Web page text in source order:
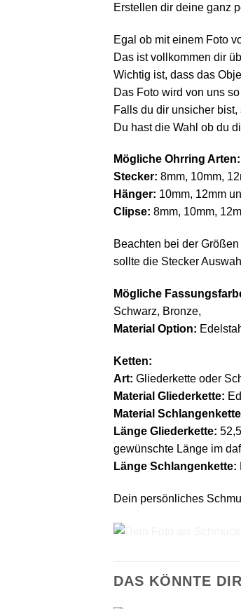
Erstellen dir deine ganz
Egal ob mit einem Foto
Das ist vollkommen dir
Wichtig ist, dass das
Das Foto wird von uns
Falls du dir unsicher
Du hast die Wahl ob du
Mögliche Ohrring Arten:
Stecker: 8mm, 10mm,
Hänger: 10mm, 12mm
Clipse: 8mm, 10mm,
Beachten bei der
sollte die Stecker
Mögliche
Schwarz, Bronze,
Material Option:
Ketten:
Art: Gliederkette oder
Material Gliederkette:
Material
Länge Gliederkette:
gewünschte Länge im
Länge Schlangenkette:
Dein persönliches
DAS KÖNNTE